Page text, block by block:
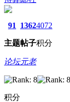
91
主题
1362
帖子
4072
积分
论坛元老
积分